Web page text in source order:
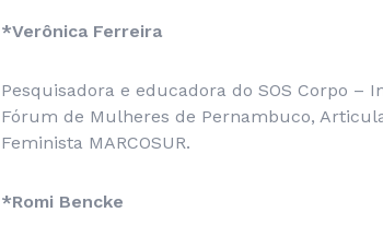
*Verônica Ferreira
Pesquisadora e educadora do SOS Corpo
Fórum de Mulheres de Pernambuco,
Feminista MARCOSUR.
*Romi Bencke